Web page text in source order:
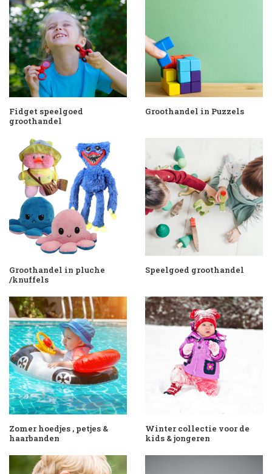
Fidget speelgoed
groothandel
Groothandel in Puzzels
Groothandel in pluche
/knuffels
Speelgoed groothandel
Zomer hoedjes , petjes &
haarbanden
Winter collectie voor de
kids & jongeren